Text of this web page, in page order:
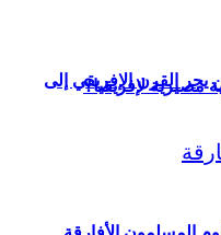
يجر القرن الإفريقي إلى
مصيرية لإفريقيا؟